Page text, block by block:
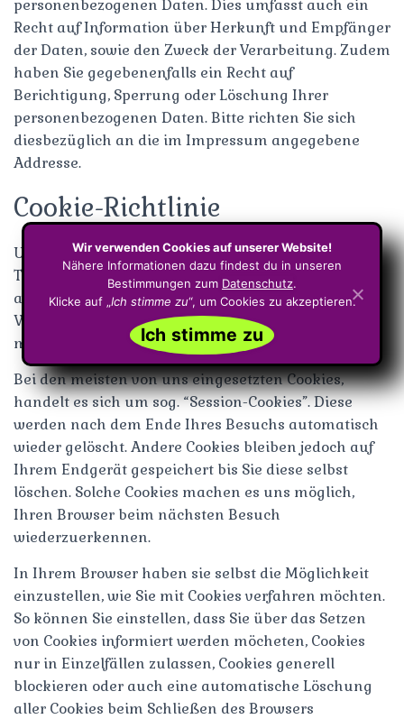
personenbezogenen Daten. Dies umfasst auch ein
Recht auf Information über Herkunft und Empfänger
der Daten, sowie den Zweck der Verarbeitung. Zudem
haben Sie gegebenenfalls ein Recht auf
Berichtigung, Sperrung oder Löschung Ihrer
personenbezogenen Daten. Bitte richten Sie sich
diesbezüglich an die im Impressum angegebene
Addresse.
Cookie-Richtlinie
Unsere Website verwendet Cookies. Das sind kleine
Textdateien, die im Browser auf Ihrem Endgerät
abgespeichert werden. Cookies dienen dazu, unsere
Website benutzerfreundlicher und sicherer zu
machen.
Bei den meisten von uns eingesetzten Cookies,
handelt es sich um sog. “Session-Cookies”. Diese
werden nach dem Ende Ihres Besuchs automatisch
wieder gelöscht. Andere Cookies bleiben jedoch auf
Ihrem Endgerät gespeichert bis Sie diese selbst
löschen. Solche Cookies machen es uns möglich,
Ihren Browser beim nächsten Besuch
wiederzuerkennen.
In Ihrem Browser haben sie selbst die Möglichkeit
einzustellen, wie Sie mit Cookies verfahren möchten.
So können Sie einstellen, dass Sie über das Setzen
von Cookies informiert werden möcheten, Cookies
nur in Einzelfällen zulassen, Cookies generell
blockieren oder auch eine automatische Löschung
aller Cookies beim Schließen des Browsers
Wir verwenden Cookies auf unserer Website!
Nähere Informationen dazu findest du in unseren
Bestimmungen zum Datenschutz.
Klicke auf „Ich stimme zu“, um Cookies zu akzeptieren.
Ich stimme zu